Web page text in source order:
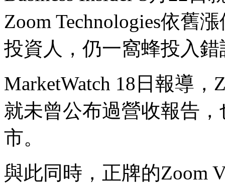
Zoom Technologies依舊
投資人，仍一窩蜂投入
MarketWatch 18日報導，
就未曾公布過營收報告
市。
與此同時，正牌的Zoom